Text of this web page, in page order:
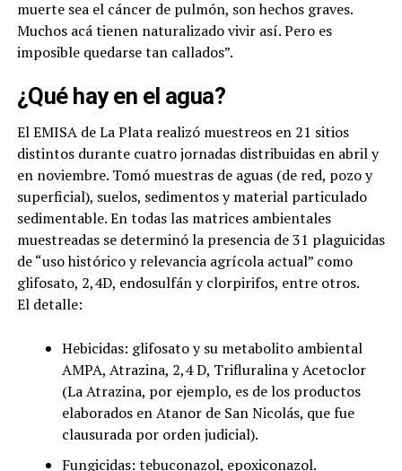
muerte sea el cáncer de pulmón, son hechos graves.
Muchos acá tienen naturalizado vivir así. Pero es
imposible quedarse tan callados”.
¿Qué hay en el agua?
El EMISA de La Plata realizó muestreos en 21 sitios
distintos durante cuatro jornadas distribuidas en abril y
en noviembre. Tomó muestras de aguas (de red, pozo y
superficial), suelos, sedimentos y material particulado
sedimentable. En todas las matrices ambientales
muestreadas se determinó la presencia de 31 plaguicidas
de “uso histórico y relevancia agrícola actual” como
glifosato, 2,4D, endosulfán y clorpirifos, entre otros.
El detalle:
Hebicidas: glifosato y su metabolito ambiental
AMPA, Atrazina, 2,4 D, Trifluralina y Acetoclor
(La Atrazina, por ejemplo, es de los productos
elaborados en Atanor de San Nicolás, que fue
clausurada por orden judicial).
Fungicidas: tebuconazol, epoxiconazol.